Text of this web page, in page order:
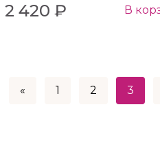
2 420 ₽ В
« 1 2 3